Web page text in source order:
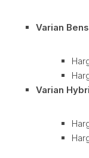
Varian
Varian